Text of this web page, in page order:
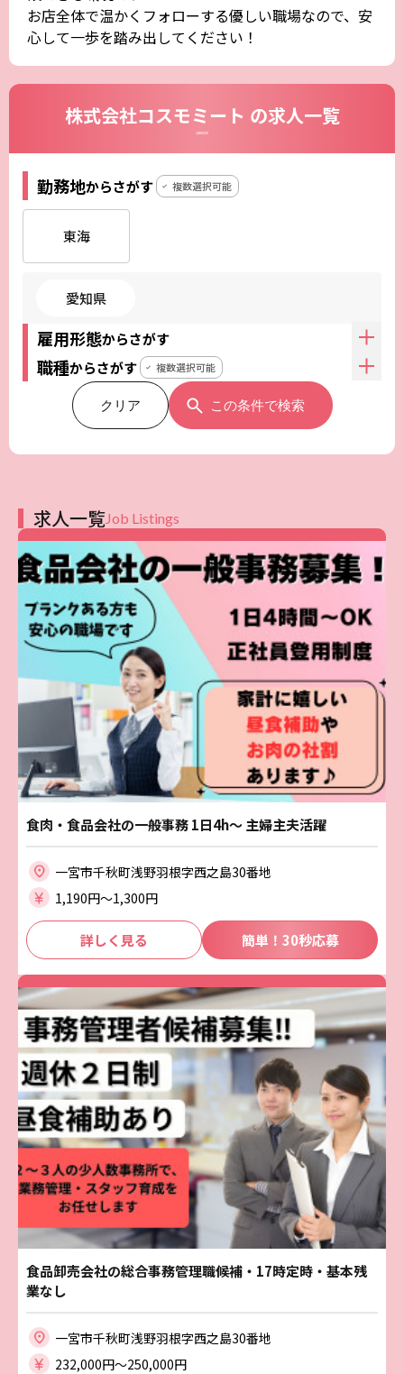
お店全体で温かくフォローする優しい職場なので、安
心して一歩を踏み出してください！
株式会社コスモミート の求人一覧
CAREERS
勤務地からさがす 複数選択可能
東海
愛知県
雇用形態からさがす
職種からさがす 複数選択可能
クリア この条件で検索
求人一覧Job Listings
食肉・食品会社の一般事務 1日4h～ 主婦主夫活躍
一宮市千秋町浅野羽根字西之島30番地
1,190円〜1,300円
詳しく見る 簡単！30秒応募
食品卸売会社の総合事務管理職候補・17時定時・基本残
業なし
一宮市千秋町浅野羽根字西之島30番地
232,000円〜250,000円